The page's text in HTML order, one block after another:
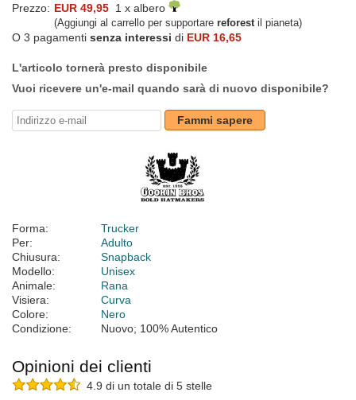
Prezzo: EUR 49,95 1 x albero
(Aggiungi al carrello per supportare reforestil pianeta)
O 3 pagamenti senza interessi di EUR 16,65
L'articolo tornerà presto disponibile
Vuoi ricevere un'e-mail quando sarà di nuovo disponibile?
Fammi sapere
Forma:
Trucker
Per:
Adulto
Chiusura:
Snapback
Modello:
Unisex
Animale:
Rana
Visiera:
Curva
Colore:
Nero
Condizione:
Nuovo; 100% Autentico
Opinioni dei clienti
4.9 di un totale di 5 stelle